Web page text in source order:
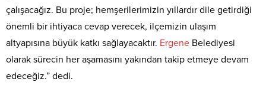
çalışacağız. Bu proje; hemşerilerimizin yıllardır dile getirdiği
önemli bir ihtiyaca cevap verecek, ilçemizin ulaşım
altyapısına büyük katkı sağlayacaktır. Ergene Belediyesi
olarak sürecin her aşamasını yakından takip etmeye devam
edeceğiz.” dedi.